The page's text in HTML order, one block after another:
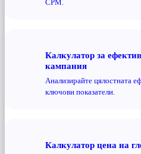
CPM.
Калкулатор за
кампания
Анализирайте цялостната
ключови показатели.
Калкулатор цена на